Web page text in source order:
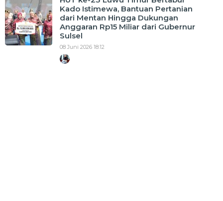
Kado Istimewa, Bantuan Pertanian
dari Mentan Hingga Dukungan
Anggaran Rp15 Miliar dari Gubernur
Sulsel
08 Juni 2026 18:12